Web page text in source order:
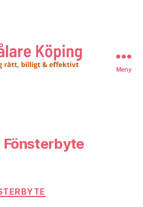
Meny
Fönsterbyte
Kategorier